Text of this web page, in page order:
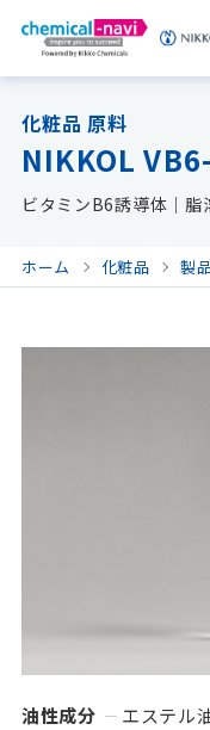
化粧品 原料
NIKKOL
ビタミンB6誘導体｜脂
ホーム 化粧品 製
油性成分
エステル